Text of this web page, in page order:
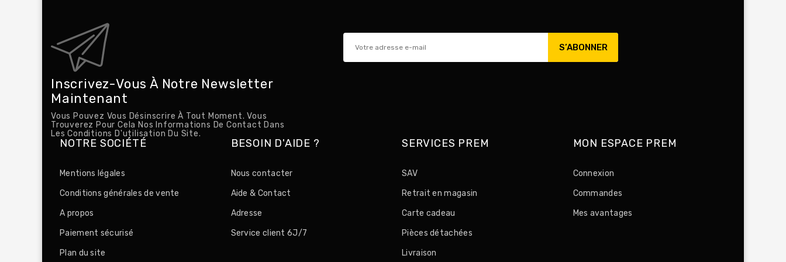
Inscrivez-Vous À Notre Newsletter
Maintenant
Vous Pouvez Vous Désinscrire À Tout Moment. Vous
Trouverez Pour Cela Nos Informations De Contact Dans
Les Conditions D'utilisation Du Site.
NOTRE SOCIÉTÉ
Mentions légales
Conditions générales de vente
A propos
Paiement sécurisé
Plan du site
BESOIN D'AIDE ?
Nous contacter
Aide & Contact
Adresse
Service client 6J/7
SERVICES PREM
SAV
Retrait en magasin
Carte cadeau
Pièces détachées
Livraison
MON ESPACE PREM
Connexion
Commandes
Mes avantages